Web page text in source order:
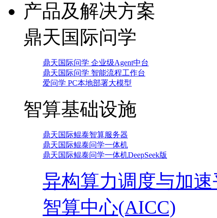
产品及解决方案
鼎天国际问学
鼎天国际问学 企业级Agent中台
鼎天国际问学 智能流程工作台
爱问学 PC本地部署大模型
智算基础设施
鼎天国际鲲泰智算服务器
鼎天国际鲲泰问学一体机
鼎天国际鲲泰问学一体机DeepSeek版
异构算力调度与加
智算中心(AICC)